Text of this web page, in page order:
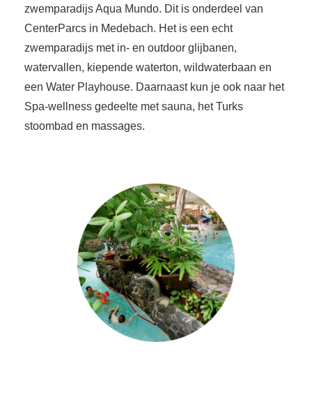
zwemparadijs Aqua Mundo. Dit is onderdeel van
CenterParcs in Medebach. Het is een echt
zwemparadijs met in- en outdoor glijbanen,
watervallen, kiepende waterton, wildwaterbaan en
een Water Playhouse. Daarnaast kun je ook naar het
Spa-wellness gedeelte met sauna, het Turks
stoombad en massages.